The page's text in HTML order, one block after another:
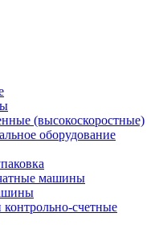
(высокоскоростные)
оборудование
машины
счетные